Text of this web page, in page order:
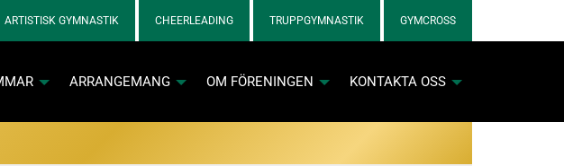
ARTISTISK GYMNASTIK CHEERLEADING TRUPPGYMNASTIK GYMCROSS
ARRANGEMANG OM FÖRENINGEN KONTAKTA OSS